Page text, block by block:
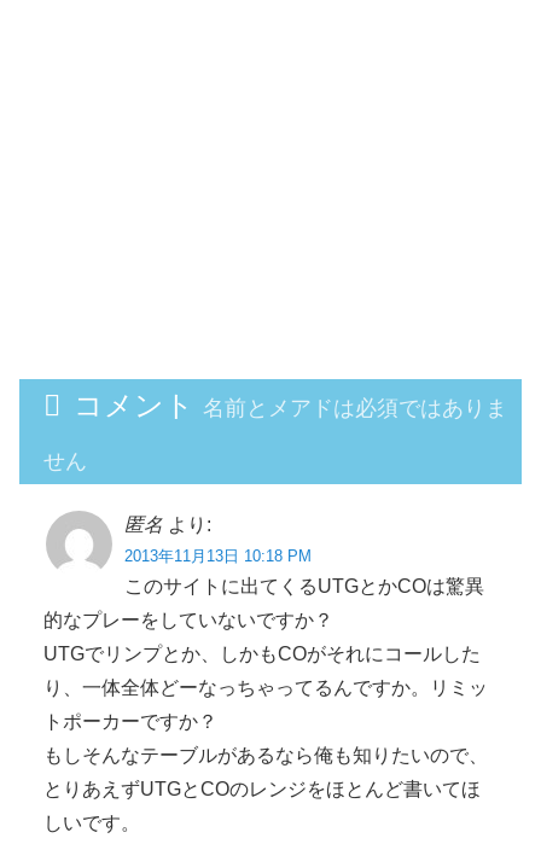
コメント 名前とメアドは必須ではありま
せん
匿名 より:
2013年11月13日 10:18 PM
このサイトに出てくるUTGとかCOは驚異
的なプレーをしていないですか？
UTGでリンプとか、しかもCOがそれにコールした
り、一体全体どーなっちゃってるんですか。リミッ
トポーカーですか？
もしそんなテーブルがあるなら俺も知りたいので、
とりあえずUTGとCOのレンジをほとんど書いてほ
しいです。